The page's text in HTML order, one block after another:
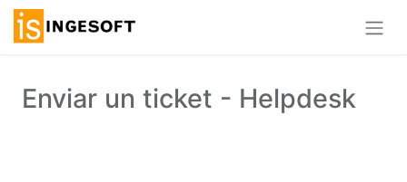
Enviar un ticket - Helpdesk